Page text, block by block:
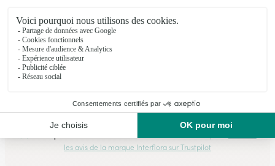
★ ★ ★ ★ ★
Magnifique composition florale
Magnifique composition florale. Les fleurs on fait plaisir à la
personne était ravie. Je recommande.
les avis de la marque Interflora sur Trustpilot